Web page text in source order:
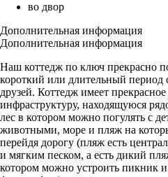
во двор
Дополнительная информация
Дополнительная информация
Наш коттедж по ключ прекрасно
короткий или длительный период
друзей. Коттедж имеет
инфраструктуру, находящуюся
лес в котором можно погулять с
животными, море и пляж на
перейдя дорогу (пляж есть
и мягким песком, а есть дикий
котором можно устроить пикник и